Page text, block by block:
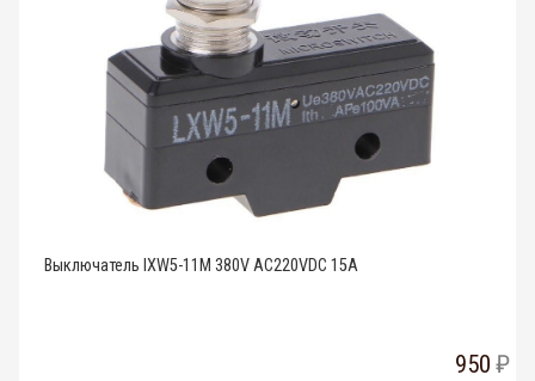
Выключатель lXW5-11M 380V AC220VDC 15A
950